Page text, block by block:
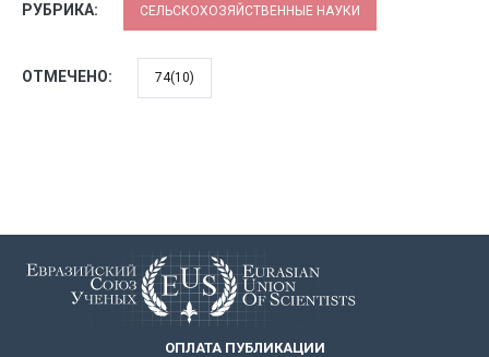
РУБРИКА: СЕЛЬСКОХОЗЯЙСТВЕННЫЕ НАУКИ
ОТМЕЧЕНО: 74(10)
ОПЛАТА ПУБЛИКАЦИИ